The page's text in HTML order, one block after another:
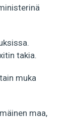
takia.
muka
maa,